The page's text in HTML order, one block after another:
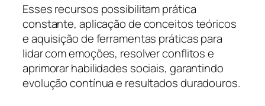
Esses recursos possibilitam prática
constante, aplicação de conceitos teóricos
e aquisição de ferramentas práticas para
lidar com emoções, resolver conflitos e
aprimorar habilidades sociais, garantindo
evolução contínua e resultados duradouros.